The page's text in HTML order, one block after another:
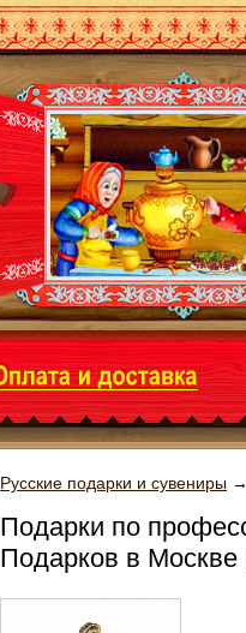
Русские подарки и сувениры →
Подарки по
Подарков в